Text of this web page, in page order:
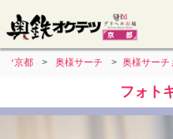
ツ京都 奥様サーチ 奥様サーチ
フォト